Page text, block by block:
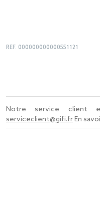
REF. 000000000000551121
Notre service client
serviceclient@gifi.frEn